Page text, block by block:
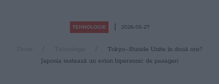
TEHNOLOGIE 2026-05-27
Drive
Tokyo–Statele Unite în două ore?
Japonia testează un avion hipersonic de pasageri